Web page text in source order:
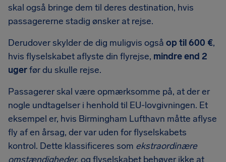
skal også bringe dem til deres destination, hvis
passagererne stadig ønsker at rejse.
Derudover skylder de dig muligvis også op til 600 €,
hvis flyselskabet aflyste din flyrejse, mindre end 2
ugerfør du skulle rejse.
Passagerer skal være opmærksomme på, at der er
nogle undtagelser i henhold til EU-lovgivningen. Et
eksempel er, hvis Birmingham Lufthavn måtte aflyse
fly af en årsag, der var uden for flyselskabets
kontrol. Dette klassificeres som ekstraordinære
omstændigheder, og flyselskabet behøver ikke at